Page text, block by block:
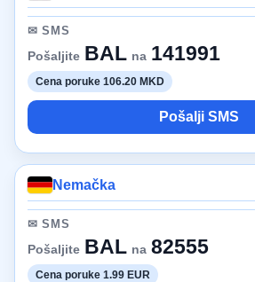
✉ SMS
Pošaljite BAL na 141991
Cena poruke 106.20 MKD
Pošalji SMS
Nemačka
✉ SMS
Pošaljite BAL na 82555
Cena poruke 1.99 EUR